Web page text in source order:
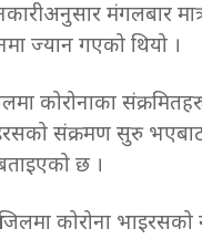
मंगलबार
ज्यान गएको थियो ।
कोरोनाका
संक्रमण सुरु भएबाट
छ ।
कोरोना